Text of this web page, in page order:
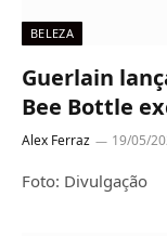
BELEZA
Guerlain
Bee Bottle
Alex Ferraz 19/05/
Foto: Divulgação